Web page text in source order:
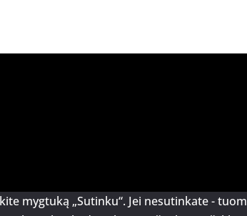
mygtuką „Sutinku“. Jei nesutinkate -